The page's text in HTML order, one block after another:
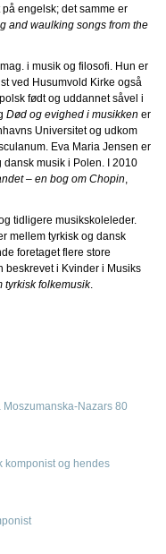
engelsk; det samme er
and waulking songs from the
i musik og filosofi. Hun er
ved Husumvold Kirke også
født og uddannet såvel i
Død og evighed i musikken er
Universitet og udkom
Eva Maria Jensen er
musik i Polen. I 2010
– en bog om Chopin,
tidligere musikskoleleder.
mellem tyrkisk og dansk
foretaget flere store
beskrevet i Kvinder i Musiks
tyrkisk folkemusik.
Moszumanska-Nazars 80
komponist og hendes